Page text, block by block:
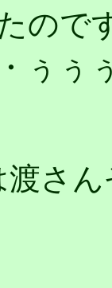
ので
ぅぅ
さ